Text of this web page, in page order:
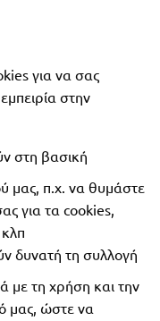
- All rights
δεδομένων |
για να σας
στην
στη βασική
μας, π.χ. να θυμάστε
για τα cookies,
δυνατή τη συλλογή
με τη χρήση και την
μας, ώστε να